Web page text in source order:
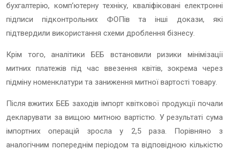
бухгалтерію, комп’ютерну техніку, кваліфіковані електронні
підписи підконтрольних ФОПів та інші докази, які
підтвердили використання схеми дроблення бізнесу.
Крім того, аналітики БЕБ встановили ризики мінімізації
митних платежів під час ввезення квітів, зокрема через
підміну номенклатури та заниження митної вартості товару.
Після вжитих БЕБ заходів імпорт квіткової продукції почали
декларувати за вищою митною вартістю. У результаті сума
імпортних операцій зросла у 2,5 раза. Порівняно з
аналогічним попереднім періодом та відповідною кількістю